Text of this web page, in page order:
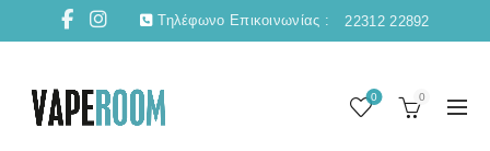
Τηλέφωνο Επικοινωνίας : 22312 22892
0 0